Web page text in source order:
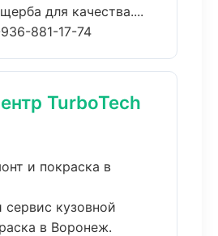
для качества....
881-17-74
TurboTech
и покраска в
кузовной
в Воронеж.